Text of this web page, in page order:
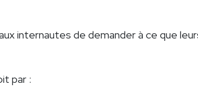
internautes de demander à ce que
par :